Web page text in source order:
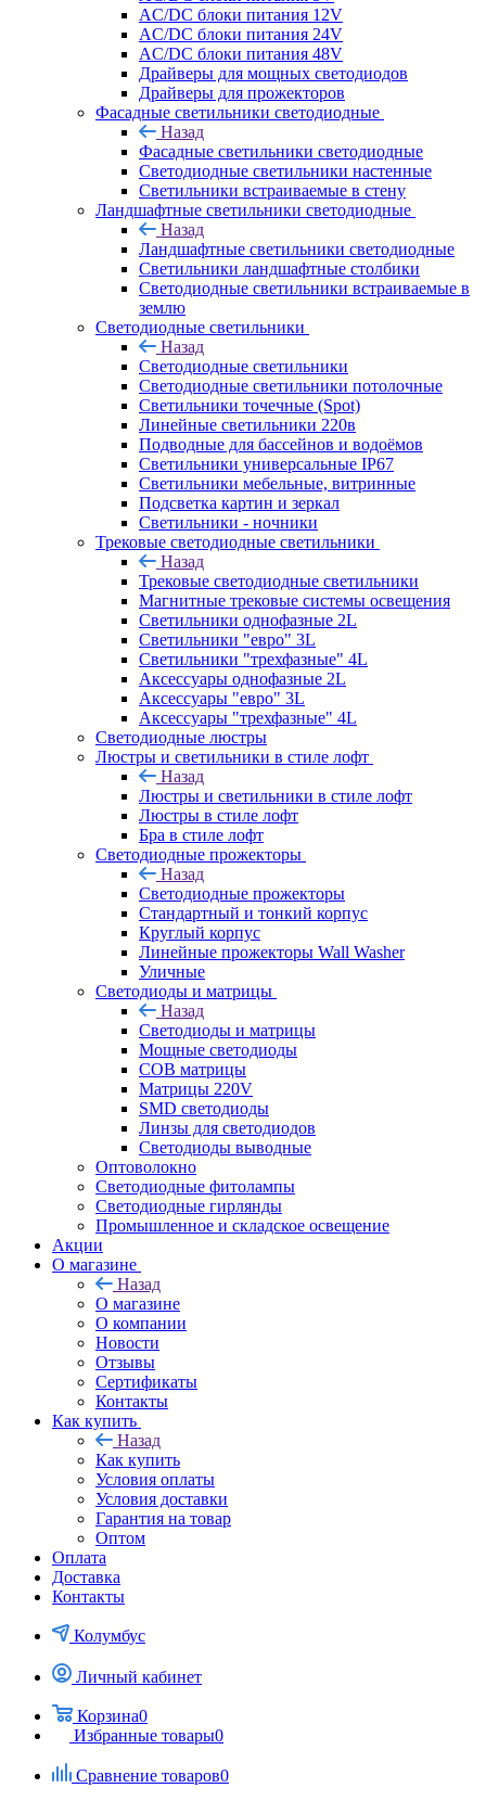
AC/DC блоки питания 12V
AC/DC блоки питания 24V
AC/DC блоки питания 48V
Драйверы для мощных светодиодов
Драйверы для прожекторов
Фасадные светильники светодиодные
Назад
Фасадные светильники светодиодные
Светодиодные светильники настенные
Светильники встраиваемые в стену
Ландшафтные светильники светодиодные
Назад
Ландшафтные светильники светодиодные
Светильники ландшафтные столбики
Светодиодные светильники встраиваемые в
землю
Светодиодные светильники
Назад
Светодиодные светильники
Светодиодные светильники потолочные
Светильники точечные (Spot)
Линейные светильники 220в
Подводные для бассейнов и водоёмов
Светильники универсальные IP67
Светильники мебельные, витринные
Подсветка картин и зеркал
Светильники - ночники
Трековые светодиодные светильники
Назад
Трековые светодиодные светильники
Магнитные трековые системы освещения
Светильники однофазные 2L
Светильники "евро" 3L
Светильники "трехфазные" 4L
Аксессуары однофазные 2L
Аксессуары "евро" 3L
Аксессуары "трехфазные" 4L
Светодиодные люстры
Люстры и светильники в стиле лофт
Назад
Люстры и светильники в стиле лофт
Люстры в стиле лофт
Бра в стиле лофт
Светодиодные прожекторы
Назад
Светодиодные прожекторы
Стандартный и тонкий корпус
Круглый корпус
Линейные прожекторы Wall Washer
Уличные
Светодиоды и матрицы
Назад
Светодиоды и матрицы
Мощные светодиоды
COB матрицы
Матрицы 220V
SMD светодиоды
Линзы для светодиодов
Светодиоды выводные
Оптоволокно
Светодиодные фитолампы
Светодиодные гирлянды
Промышленное и складское освещение
Акции
О магазине
Назад
О магазине
О компании
Новости
Отзывы
Сертификаты
Контакты
Как купить
Назад
Как купить
Условия оплаты
Условия доставки
Гарантия на товар
Оптом
Оплата
Доставка
Контакты
Колумбус
Личный кабинет
Корзина0
Избранные товары0
Сравнение товаров0